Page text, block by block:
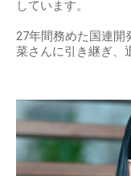
しています。
27年間務めた国連開
菜さんに引き継ぎ、